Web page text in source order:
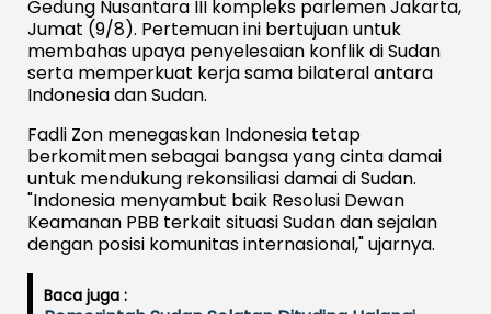
Gedung Nusantara III kompleks parlemen Jakarta,
Jumat (9/8). Pertemuan ini bertujuan untuk
membahas upaya penyelesaian konflik di Sudan
serta memperkuat kerja sama bilateral antara
Indonesia dan Sudan.
Fadli Zon menegaskan Indonesia tetap
berkomitmen sebagai bangsa yang cinta damai
untuk mendukung rekonsiliasi damai di Sudan.
"Indonesia menyambut baik Resolusi Dewan
Keamanan PBB terkait situasi Sudan dan sejalan
dengan posisi komunitas internasional," ujarnya.
Baca juga :